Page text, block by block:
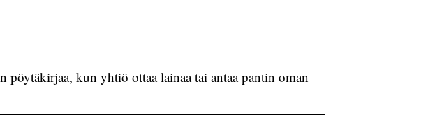
kun yhtiö ottaa lainaa tai antaa pantin oman